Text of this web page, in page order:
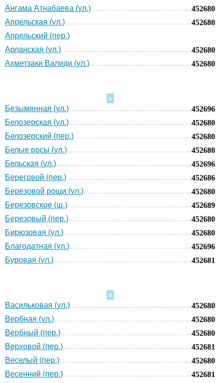
Ангама Атнабаева (ул.)
452680
Апрельская (ул.)
452680
Апрельский (пер.)
Арланская (ул.)
452680
Ахметзаки Валиди (ул.)
452680
Б
Безымянная (ул.)
452696
Белозерская (ул.)
452680
Белозерский (пер.)
452680
Белые росы (ул.)
452680
Бельская (ул.)
452696
Береговой (пер.)
452686
Березовой рощи (ул.)
452680
Березовское (ш.)
452689
Березовый (пер.)
452680
Бирюзовая (ул.)
452680
Благодатная (ул.)
452696
Буровая (ул.)
452681
В
Васильковая (ул.)
452680
Вербная (ул.)
452680
Вербный (пер.)
452680
Верховой (пер.)
452681
Веселый (пер.)
452680
Весенний (пер.)
452681